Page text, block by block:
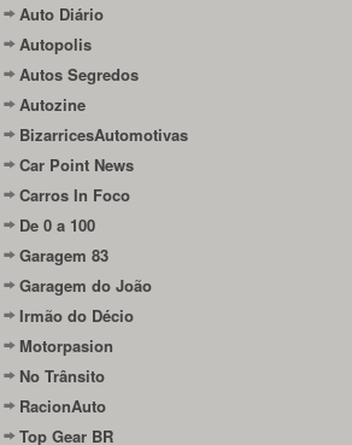
Auto Diário
Autopolis
Autos Segredos
Autozine
BizarricesAutomotivas
Car Point News
Carros In Foco
De 0 a 100
Garagem 83
Garagem do João
Irmão do Décio
Motorpasion
No Trânsito
RacionAuto
Top Gear BR